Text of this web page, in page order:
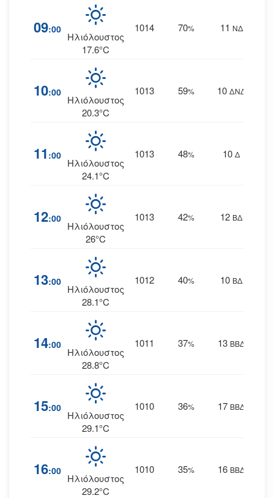
09:00
Ηλιόλουστος
17.6°C
1014 70% 11 ΝΔ
10:00
Ηλιόλουστος
20.3°C
1013 59% 10 ΔΝΔ
11 :00
Ηλιόλουστος
24.1°C
1013 48% 10 Δ
12:00
Ηλιόλουστος
26°C
1013 42% 12 ΒΔ
13:00
Ηλιόλουστος
28.1°C
1012 40% 10 ΒΔ
14:00
Ηλιόλουστος
28.8°C
1011 37% 13 ΒΒΔ
15:00
Ηλιόλουστος
29.1°C
1010 36% 17 ΒΒΔ
16:00
Ηλιόλουστος
29.2°C
1010 35% 16 ΒΒΔ